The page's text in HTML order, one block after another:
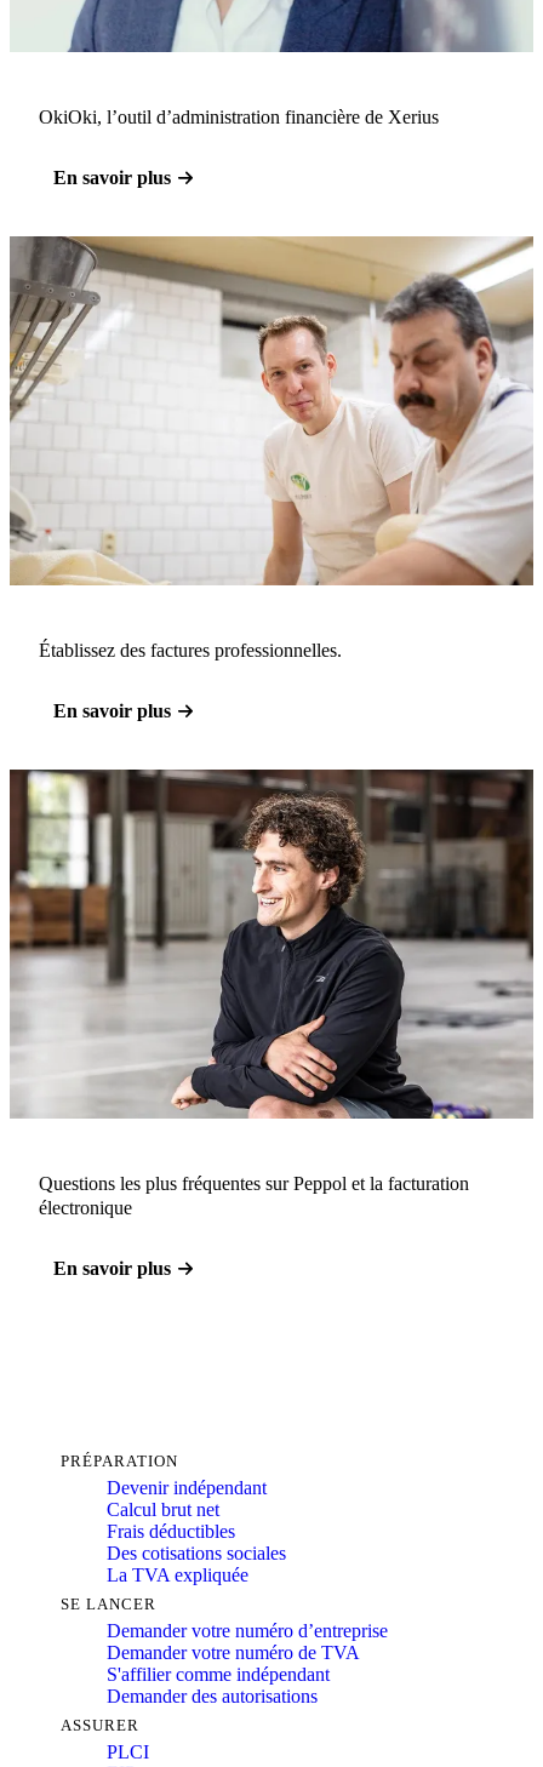
OkiOki, l’outil d’administration financière de Xerius
En savoir plus
Établissez des factures professionnelles.
En savoir plus
Questions les plus fréquentes sur Peppol et la facturation
électronique
En savoir plus
PRÉPARATION
Devenir indépendant
Calcul brut net
Frais déductibles
Des cotisations sociales
La TVA expliquée
SE LANCER
Demander votre numéro d’entreprise
Demander votre numéro de TVA
S'affilier comme indépendant
Demander des autorisations
ASSURER
PLCI